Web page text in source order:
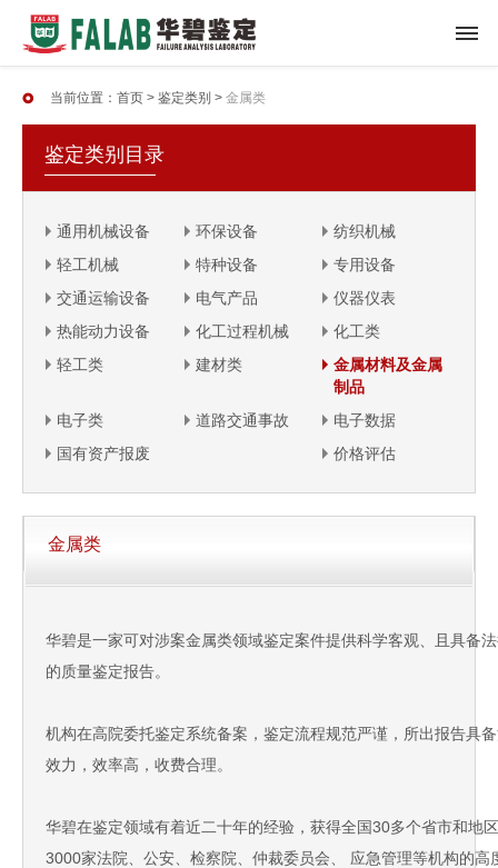
当前位置：首页 >鉴定类别 >金属类
鉴定类别目录
通用机械设备 环保设备
纺织机械
轻工机械
特种设备
专用设备
交通运输设备
电气产品
仪器仪表
热能动力设备
化工过程机械
化工类
轻工类
建材类
金属材料及金属
制品
电子类
道路交通事故
电子数据
国有资产报废
价格评估
金属类
华碧是一家可对涉案金属类领域鉴定案件提供科学客观、且具备
的质量鉴定报告。
机构在高院委托鉴定系统备案，鉴定流程规范严谨，所出报告具
效力，效率高，收费合理。
华碧在鉴定领域有着近二十年的经验，获得全国30多个省市和地
3000家法院、公安、检察院、仲裁委员会、 应急管理等机构的高